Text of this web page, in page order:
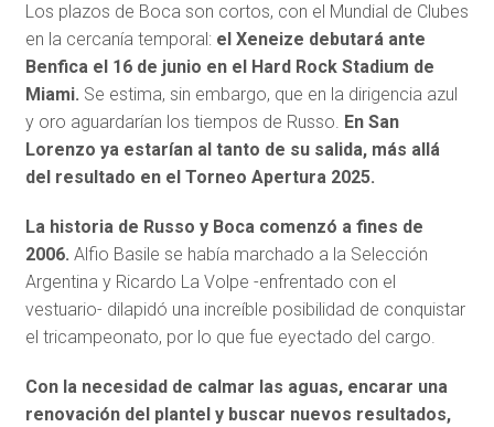
Los plazos de Boca son cortos, con el Mundial de Clubes
en la cercanía temporal: el Xeneize debutará ante
Benfica el 16 de junio en el Hard Rock Stadium de
Miami. Se estima, sin embargo, que en la dirigencia azul
y oro aguardarían los tiempos de Russo. En San
Lorenzo ya estarían al tanto de su salida, más allá
del resultado en el Torneo Apertura 2025.
La historia de Russo y Boca comenzó a fines de
2006. Alfio Basile se había marchado a la Selección
Argentina y Ricardo La Volpe -enfrentado con el
vestuario- dilapidó una increíble posibilidad de conquistar
el tricampeonato, por lo que fue eyectado del cargo.
Con la necesidad de calmar las aguas, encarar una
renovación del plantel y buscar nuevos resultados,